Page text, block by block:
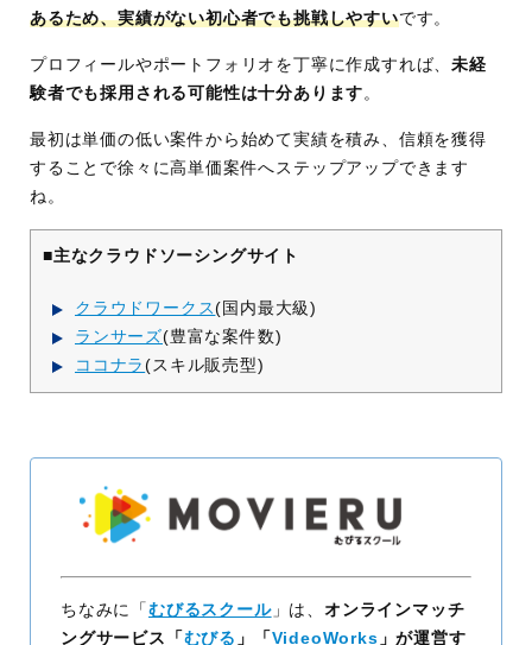
あるため、実績がない初心者でも挑戦しやすいです。
プロフィールやポートフォリオを丁寧に作成すれば、未経
験者でも採用される可能性は十分あります 。
最初は単価の低い案件から始めて実績を積み、信頼を獲得
することで徐々に高単価案件へステップアップできます
ね。
■主なクラウドソーシングサイト
クラウドワークス(国内最大級)
ランサーズ(豊富な案件数)
ココナラ(スキル販売型)
ちなみに「 むびるスクール」は、オンラインマッチ
ングサービス「むびる 」「VideoWorks 」が運営す